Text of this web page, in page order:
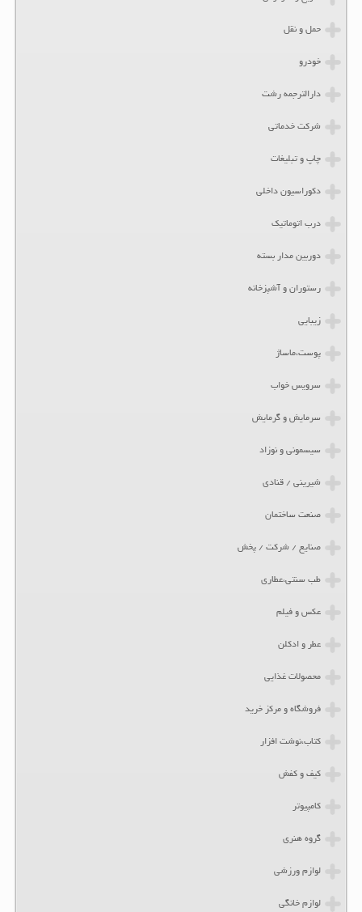
حمل و نقل
خودرو
دارالترجمه رشت
شرکت خدماتی
چاپ و تبلیغات
دکوراسیون داخلی
درب اتوماتیک
دوربین مدار بسته
رستوران و آشپزخانه
زیبایی
پوست،ماساژ
سرویس خواب
سرمایش و گرمایش
سیسمونی و نوزاد
شیرینی / قنادی
صنعت ساختمان
صنایع / شرکت / پخش
طب سنتی،عطاری
عکس و فیلم
عطر و ادکلن
محصولات غذایی
فروشگاه و مرکز خرید
کتاب،نوشت افزار
کیف و کفش
کامپیوتر
گروه هنری
لوازم ورزشی
لوازم خانگی